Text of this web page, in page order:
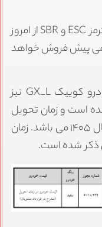
کوییک سایپا با ترمز ESC و SBR از امروز
بصورت عمومی پیش فروش خواهد
مبلغ پیش پرداخت برای ثبت نام خودرو کوییک GX_L نیز
اعلام شده است و زمان تحویل
خودرو برای اردیبهشت، خرداد و تیر سال ۱۴۰۵ می باشد. زمان
ذکر شده است.